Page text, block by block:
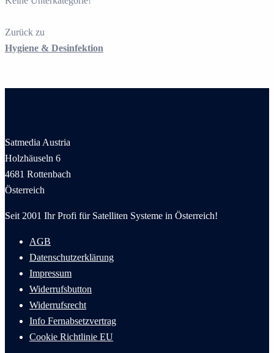
Zurück zu
Hygiene & Desinfektion
Satmedia Austria
Holzhäuseln 6
4681 Rottenbach
Österreich
Seit 2001 Ihr Profi für Satelliten Systeme in Österreich!
AGB
Datenschutzerklärung
Impressum
Widerrufsbutton
Widerrufsrecht
Info Fernabsetzvertrag
Cookie Richtlinie EU